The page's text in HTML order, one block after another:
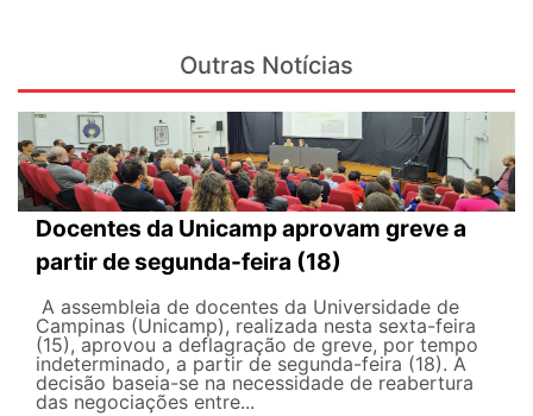
Outras Notícias
Docentes da Unicamp aprovam greve a
partir de segunda-feira (18)
A assembleia de docentes da Universidade de
Campinas (Unicamp), realizada nesta sexta-feira
(15), aprovou a deflagração de greve, por tempo
indeterminado, a partir de segunda-feira (18). A
decisão baseia-se na necessidade de reabertura
das negociações entre...